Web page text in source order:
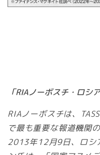
「RIAノーボスチ・ロシ
RIAノーボスチは、
で最も重要な報道機関
2013年12月9日、ロシ